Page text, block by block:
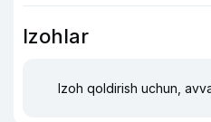
Izohlar
Izoh qoldirish uchun,